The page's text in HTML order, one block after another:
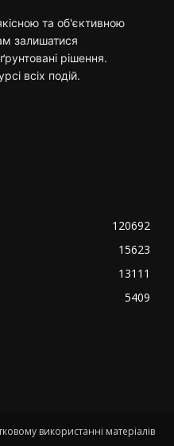
та об'єктивною
залишатися
рішення.
всіх подій.
120692
15623
13111
5409
використанні матеріалів